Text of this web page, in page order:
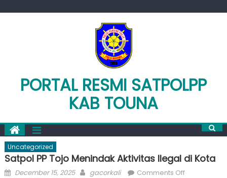
PORTAL RESMI SATPOLPP
KAB TOUNA
Uncategorized
Satpol PP Tojo Menindak Aktivitas Ilegal di Kota
Posted
December 15, 2025 Author
gacorkali Comments Offon